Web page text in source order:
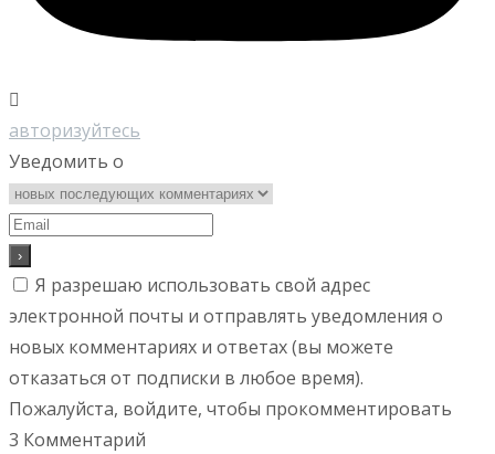
авторизуйтесь
Уведомить о
Я разрешаю использовать свой адрес
электронной почты и отправлять уведомления о
новых комментариях и ответах (вы можете
отказаться от подписки в любое время).
Пожалуйста, войдите, чтобы прокомментировать
3 Комментарий